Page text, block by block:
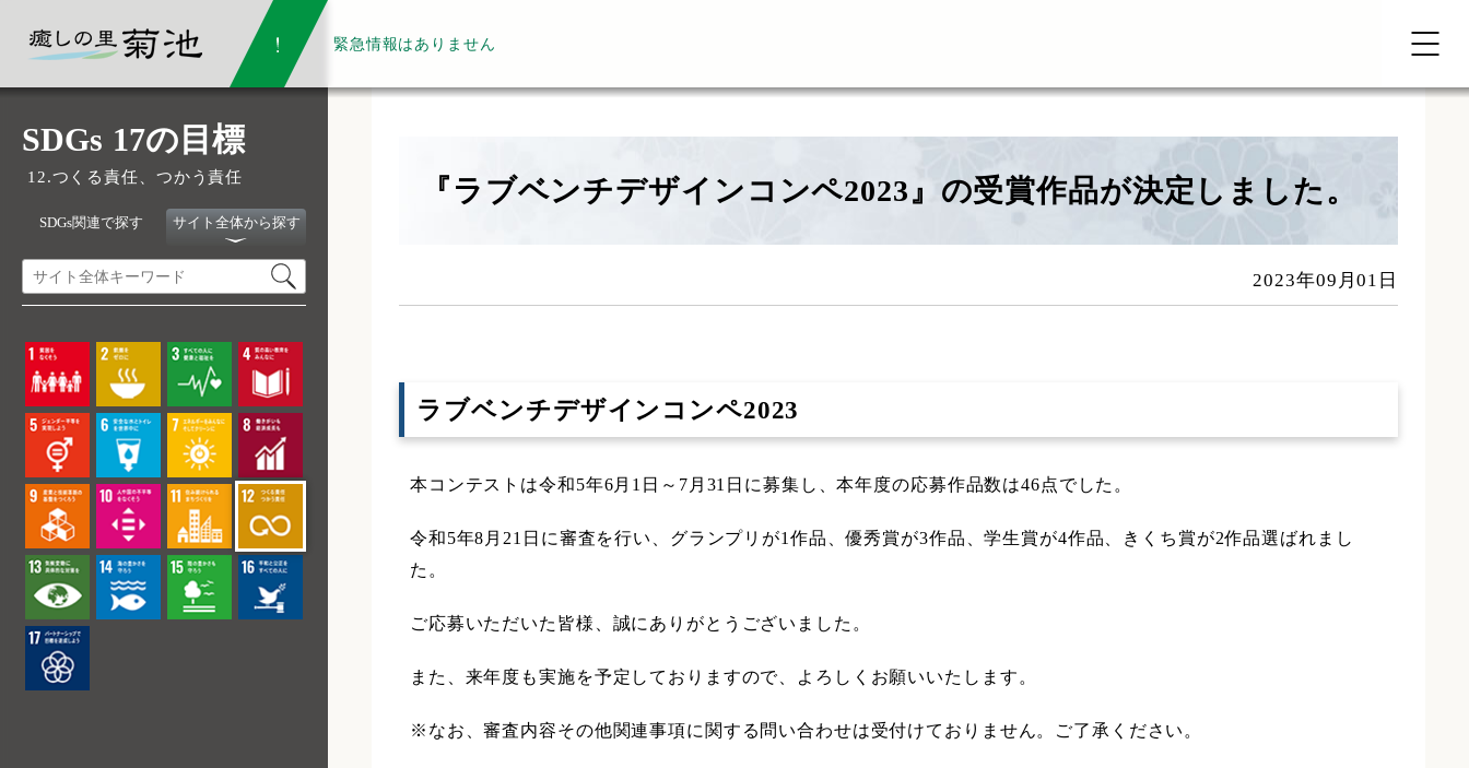
緊急情報はありません
SDGs 17の目標
12.つくる責任、つかう責任
SDGs関連で探す サイト全体から探す
『ラブベンチデザインコンペ2023』の受賞作品が決定しました。
2023年09月01日
ラブベンチデザインコンペ2023
本コンテストは令和5年6月1日～7月31日に募集し、本年度の応募作品数は46点でした。
令和5年8月21日に審査を行い、グランプリが1作品、優秀賞が3作品、学生賞が4作品、きくち賞が2作品選ばれまし
た。
ご応募いただいた皆様、誠にありがとうございました。
また、来年度も実施を予定しておりますので、よろしくお願いいたします。
※なお、審査内容その他関連事項に関する問い合わせは受付けておりません。ご了承ください。